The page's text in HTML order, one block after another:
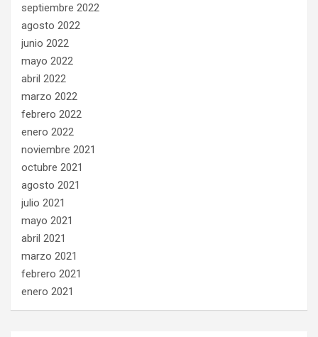
septiembre 2022
agosto 2022
junio 2022
mayo 2022
abril 2022
marzo 2022
febrero 2022
enero 2022
noviembre 2021
octubre 2021
agosto 2021
julio 2021
mayo 2021
abril 2021
marzo 2021
febrero 2021
enero 2021